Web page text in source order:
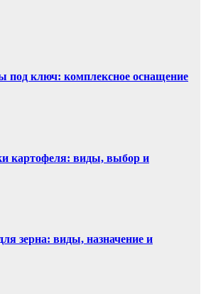
под ключ: комплексное оснащение
картофеля: виды, выбор и
зерна: виды, назначение и